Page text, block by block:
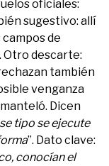
oficiales:
sugestivo: allí
de
Otro descarte:
también
venganza
Dicen
tipo se ejecute
”. Dato clave:
conocían el